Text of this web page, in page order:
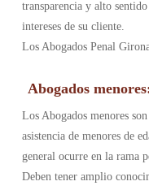
transparencia y alto
intereses de su cliente.
Los Abogados Penal
Abogados
Los Abogados menores
asistencia de menores de
general ocurre en la rama
Deben tener amplio